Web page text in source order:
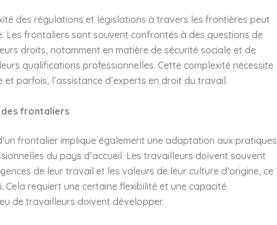
des régulations et législations à travers les frontières peut
Les frontaliers sont souvent confrontés à des questions de
droits, notamment en matière de sécurité sociale et de
qualifications professionnelles. Cette complexité nécessite
et parfois, l’assistance d’experts en droit du travail.
des frontaliers
frontalier implique également une adaptation aux pratiques
du pays d’accueil. Les travailleurs doivent souvent
de leur travail et les valeurs de leur culture d’origine, ce
Cela requiert une certaine flexibilité et une capacité
de travailleurs doivent développer.